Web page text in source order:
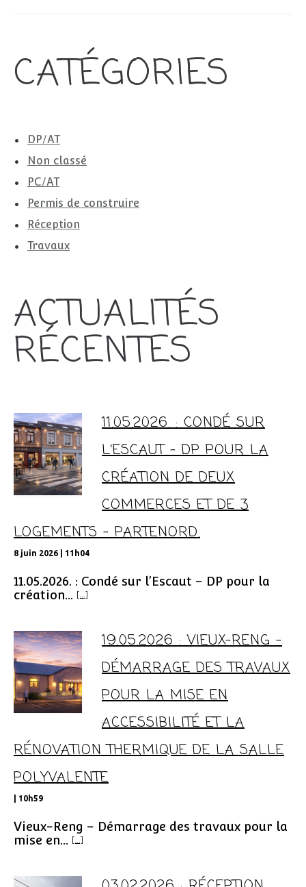
CATÉGORIES
DP/AT
Non classé
PC/AT
Permis de construire
Réception
Travaux
ACTUALITÉS
RÉCENTES
11.05.2026. : CONDÉ SUR
L’ESCAUT – DP POUR LA
CRÉATION DE DEUX
COMMERCES ET DE 3
LOGEMENTS – PARTENORD.
8 juin 2026 | 11h04
11.05.2026. : Condé sur l’Escaut – DP pour la
création... [...]
19.05.2026 : VIEUX-RENG –
DÉMARRAGE DES TRAVAUX
POUR LA MISE EN
ACCESSIBILITÉ ET LA
RÉNOVATION THERMIQUE DE LA SALLE
POLYVALENTE
| 10h59
Vieux-Reng – Démarrage des travaux pour la
mise en... [...]